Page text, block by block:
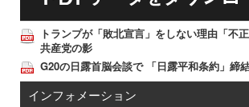
トランプが「敗北宣言」をしない理由「不
共産党の影
G20の日露首脳会談で 「日露平和条約」締
インフォメーション